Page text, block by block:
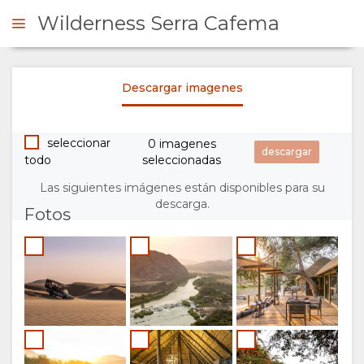
RESUMEN
QUIÉNES
QUEDARSE
TIPOS DE
GALERÍA
Wilderness Serra Cafema
Descargar imagenes
seleccionar
todo
0 imagenes
seleccionadas
Las siguientes imágenes están disponibles para su
descarga.
Fotos